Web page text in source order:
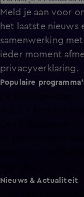
Meld je aan voor
het laatste nieuws
samenwerking
ieder moment
privacyverklaring.
Populaire
Nieuws & Actualiteit